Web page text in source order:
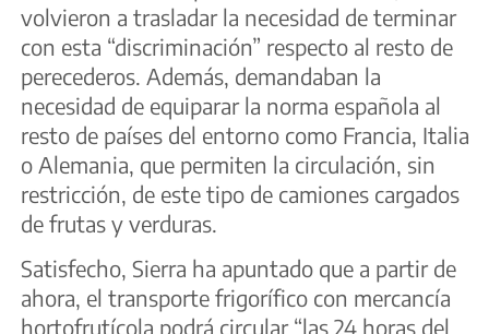
volvieron a trasladar la necesidad de terminar
con esta “discriminación” respecto al resto de
perecederos. Además, demandaban la
necesidad de equiparar la norma española al
resto de países del entorno como Francia, Italia
o Alemania, que permiten la circulación, sin
restricción, de este tipo de camiones cargados
de frutas y verduras.
Satisfecho, Sierra ha apuntado que a partir de
ahora, el transporte frigorífico con mercancía
hortofrutícola podrá circular “las 24 horas del